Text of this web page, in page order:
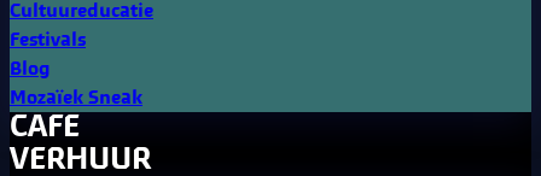
Cultuureducatie
Festivals
Blog
Mozaïek Sneak
CAFE
VERHUUR